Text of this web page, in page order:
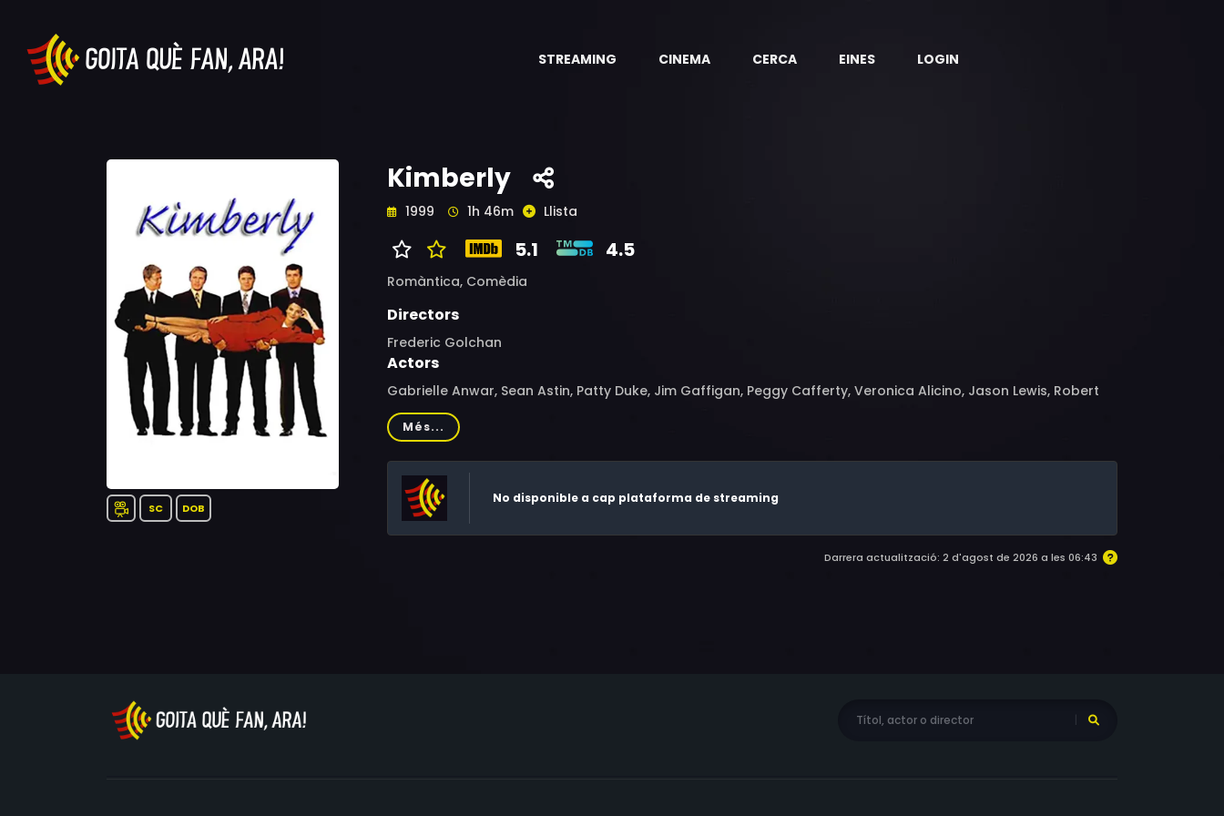
STREAMING CINEMA CERCA EINES LOGIN
SC DOB
Kimberly
1999 1h 46m Llista
5.1 4.5
Romàntica, Comèdia
Directors
Frederic Golchan
Actors
Gabrielle Anwar, Sean Astin, Patty Duke, Jim Gaffigan, Peggy Cafferty, Veronica Alicino, Jason Lewis, Robert
Mailhouse, Christopher Rydell, Molly Ringwald
Més...
No disponible a cap plataforma de streaming
Darrera actualització: 2 d'agost de 2026 a les 06:43